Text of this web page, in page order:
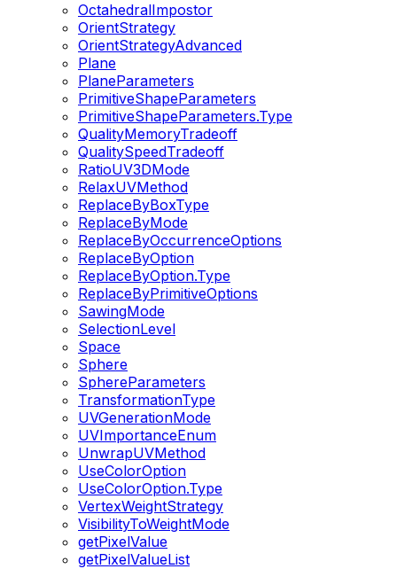
OctahedralImpostor
OrientStrategy
OrientStrategyAdvanced
Plane
PlaneParameters
PrimitiveShapeParameters
PrimitiveShapeParameters.Type
QualityMemoryTradeoff
QualitySpeedTradeoff
RatioUV3DMode
RelaxUVMethod
ReplaceByBoxType
ReplaceByMode
ReplaceByOccurrenceOptions
ReplaceByOption
ReplaceByOption.Type
ReplaceByPrimitiveOptions
SawingMode
SelectionLevel
Space
Sphere
SphereParameters
TransformationType
UVGenerationMode
UVImportanceEnum
UnwrapUVMethod
UseColorOption
UseColorOption.Type
VertexWeightStrategy
VisibilityToWeightMode
getPixelValue
getPixelValueList